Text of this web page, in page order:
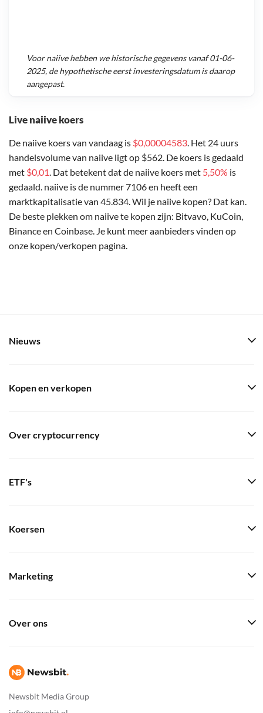
Live naiive koers
De naiive koers van vandaag is $0,00004583. Het 24 uurs
handelsvolume van naiive ligt op $562. De koers is gedaald
met $0,01. Dat betekent dat de naiive koers met 5,50% is
gedaald. naiive is de nummer 7106 en heeft een
marktkapitalisatie van 45.834. Wil je naiive kopen? Dat kan.
De beste plekken om naiive te kopen zijn: Bitvavo, KuCoin,
Binance en Coinbase. Je kunt meer aanbieders vinden op
onze kopen/verkopen pagina.
Voornaiivehebben we historische gegevens vanaf01-06-
2025, de hypothetische eerst investeringsdatum is daarop
aangepast.
Newsbit Media Group
Nieuws
Kopen en verkopen
Over cryptocurrency
ETF's
Koersen
Marketing
Over ons